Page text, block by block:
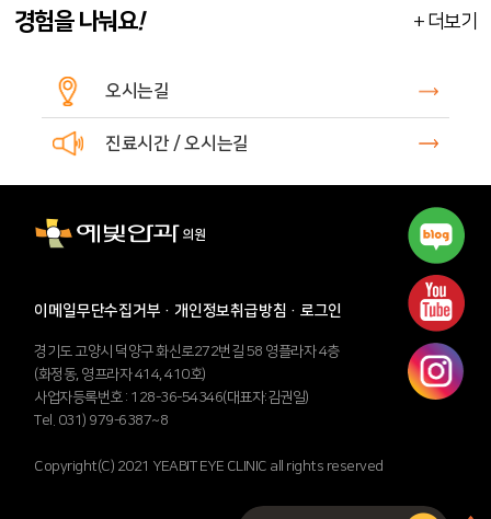
경험을 나눠요! + 더보기
오시는길
진료시간 / 오시는길
이메일무단수집거부 · 개인정보취급방침 · 로그인
경기도 고양시 덕양구 화신로272번길 58 영플라자 4층
(화정동, 영프라자 414, 410호)
사업자등록번호 : 128-36-54346(대표자:김권일)
Tel. 031) 979-6387~8
Copyright(C) 2021 YEABIT EYE CLINIC all rights reserved